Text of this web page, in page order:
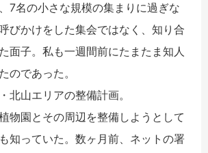
7名の小さな規模の集まりに過ぎな
びかけをした集会ではなく、知り合
面子。私も一週間前にたまたま知人
のであった。
北山エリアの整備計画。
物園とその周辺を整備しようとして
知っていた。数ヶ月前、ネットの署